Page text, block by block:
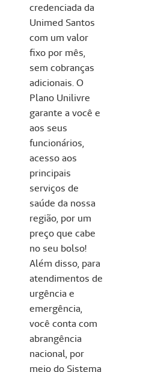
credenciada da
Unimed Santos
com um valor
fixo por mês,
sem cobranças
adicionais. O
Plano Unilivre
garante a você e
aos seus
funcionários,
acesso aos
principais
serviços de
saúde da nossa
região, por um
preço que cabe
no seu bolso!
Além disso, para
atendimentos de
urgência e
emergência,
você conta com
abrangência
nacional, por
meio do Sistema